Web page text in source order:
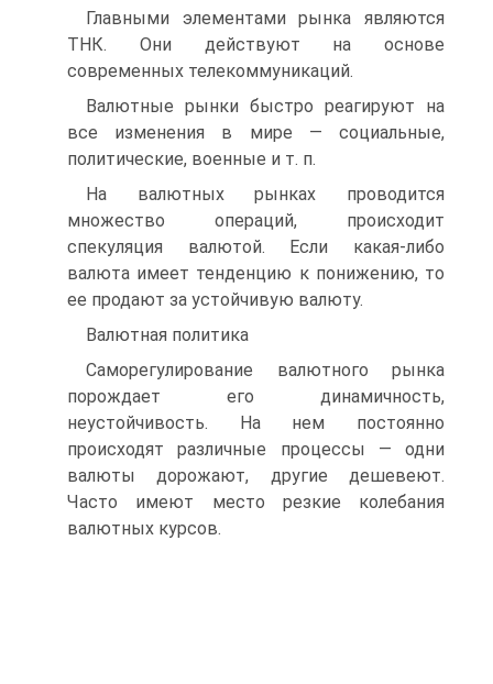
Главными элементами рынка являются
ТНК. Они действуют на основе
современных телекоммуникаций.
Валютные рынки быстро реагируют на
все изменения в мире — социальные,
политические, военные и т. п.
На валютных рынках проводится
множество операций, происходит
спекуляция валютой. Если какая-либо
валюта имеет тенденцию к понижению, то
ее продают за устойчивую валюту.
Валютная политика
Саморегулирование валютного рынка
порождает его динамичность,
неустойчивость. На нем постоянно
происходят различные процессы — одни
валюты дорожают, другие дешевеют.
Часто имеют место резкие колебания
валютных курсов.